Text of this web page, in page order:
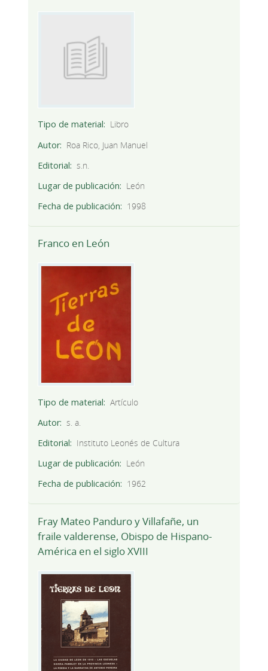
Tipo de material
Libro
Autor
Roa Rico, Juan Manuel
Editorial
s.n.
Lugar de publicación
León
Fecha de publicación
1998
Franco en León
Tipo de material
Artículo
Autor
s. a.
Editorial
Instituto Leonés de Cultura
Lugar de publicación
León
Fecha de publicación
1962
Fray Mateo Panduro y Villafañe, un
fraile valderense, Obispo de Hispano-
América en el siglo XVIII